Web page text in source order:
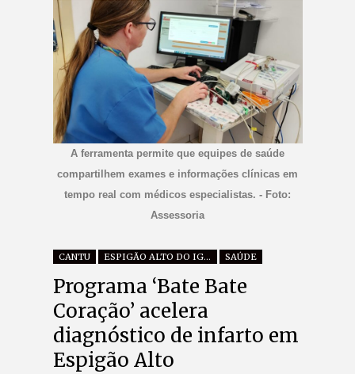
A ferramenta permite que equipes de saúde
compartilhem exames e informações clínicas em
tempo real com médicos especialistas. - Foto:
Assessoria
CANTU ESPIGÃO ALTO DO IGUAÇU SAÚDE
Programa ‘Bate Bate
Coração’ acelera
diagnóstico de infarto em
Espigão Alto